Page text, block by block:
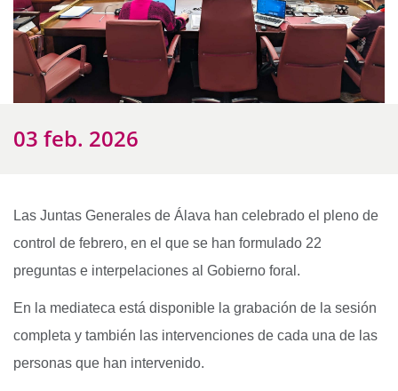
03 feb. 2026
Las Juntas Generales de Álava han celebrado el pleno de
control de febrero, en el que se han formulado 22
preguntas e interpelaciones al Gobierno foral.
En la mediateca está disponible la grabación de la sesión
completa y también las intervenciones de cada una de las
personas que han intervenido.